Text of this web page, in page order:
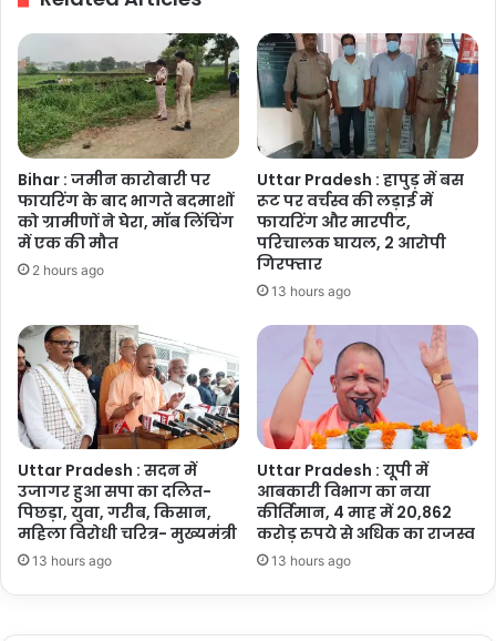
आरोप
गंभीर
Bihar : जमीन कारोबारी पर
फायरिंग के बाद भागते बदमाशों
को ग्रामीणों ने घेरा, मॉब लिंचिंग
में एक की मौत
2 hours ago
Uttar Pradesh : हापुड़ में बस
रूट पर वर्चस्व की लड़ाई में
फायरिंग और मारपीट,
परिचालक घायल, 2 आरोपी
गिरफ्तार
13 hours ago
Uttar Pradesh : सदन में
उजागर हुआ सपा का दलित-
पिछड़ा, युवा, गरीब, किसान,
महिला विरोधी चरित्र- मुख्यमंत्री
13 hours ago
Uttar Pradesh : यूपी में
आबकारी विभाग का नया
कीर्तिमान, 4 माह में 20,862
करोड़ रुपये से अधिक का राजस्व
13 hours ago